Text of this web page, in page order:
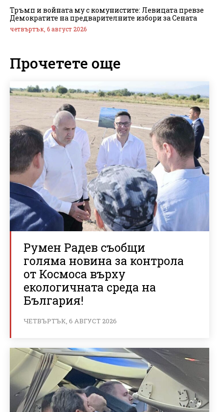
Тръмп и войната му с комунистите: Левицата превзе
Демократите на предварителните избори за Сената
четвъртък, 6 август 2026
Прочетете още
Румен Радев съобщи
голяма новина за контрола
от Космоса върху
екологичната среда на
България!
ЧЕТВЪРТЪК, 6 АВГУСТ 2026